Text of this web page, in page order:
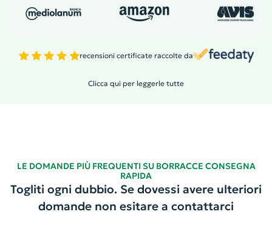
recensioni certificate raccolte da
Clicca qui per leggerle tutte
LE DOMANDE PIÙ FREQUENTI SU BORRACCE CONSEGNA
RAPIDA
Togliti ogni dubbio. Se dovessi avere ulteriori
domande non esitare a contattarci